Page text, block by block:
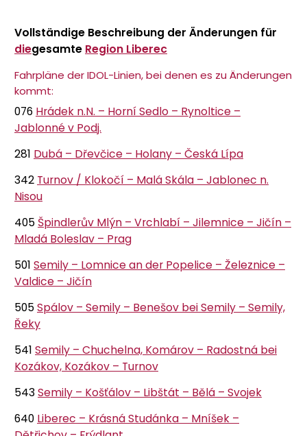
Vollständige Beschreibung der Änderungen für
diegesamte Region Liberec
Fahrpläne der IDOL-Linien, bei denen es zu Änderungen
kommt:
076 Hrádek n.N. – Horní Sedlo – Rynoltice –
Jablonné v Podj.
281 Dubá – Dřevčice – Holany – Česká Lípa
342 Turnov / Klokočí – Malá Skála – Jablonec n.
Nisou
405 Špindlerův Mlýn – Vrchlabí – Jilemnice – Jičín –
Mladá Boleslav – Prag
501 Semily – Lomnice an der Popelice – Železnice –
Valdice – Jičín
505Spálov – Semily – Benešov bei Semily – Semily,
Řeky
541 Semily – Chuchelna, Komárov – Radostná bei
Kozákov, Kozákov – Turnov
543Semily – Košťálov – Libštát – Bělá – Svojek
640 Liberec – Krásná Studánka – Mníšek –